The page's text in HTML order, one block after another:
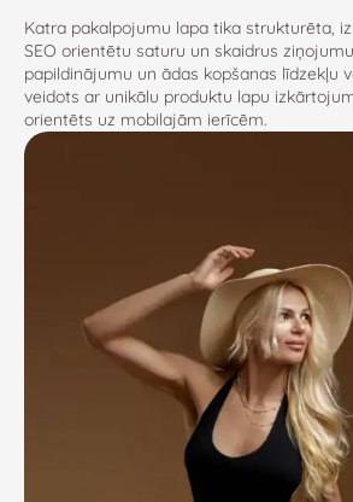
Katra pakalpojumu lapa tika strukturēta,
SEO orientētu saturu un skaidrus
papildinājumu un ādas kopšanas līdzekļu
veidots ar unikālu produktu lapu
orientēts uz mobilajām ierīcēm.